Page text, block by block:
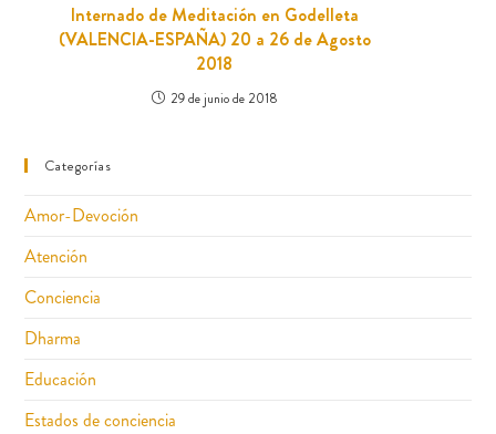
Internado de Meditación en Godelleta
(VALENCIA-ESPAÑA) 20 a 26 de Agosto
2018
29 de junio de 2018
Categorías
Amor-Devoción
Atención
Conciencia
Dharma
Educación
Estados de conciencia